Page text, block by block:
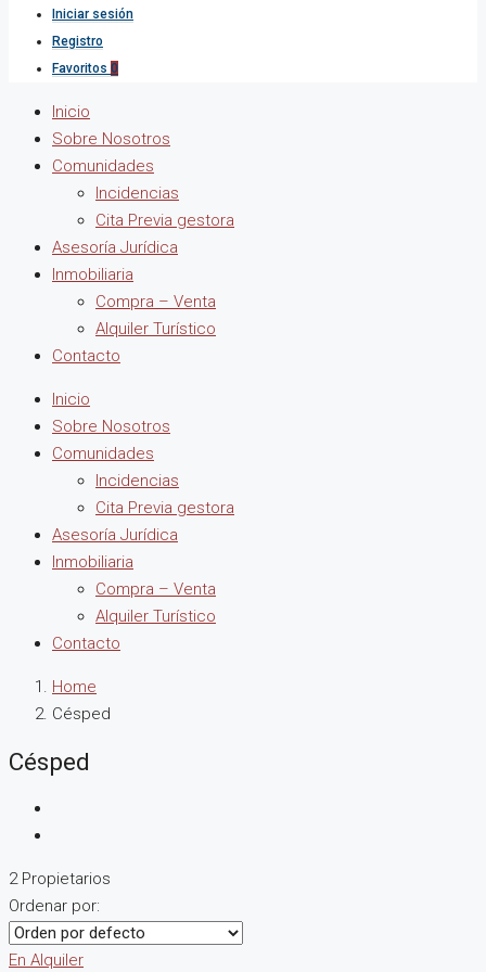
Iniciar sesión
Registro
Favoritos 0
Inicio
Sobre Nosotros
Comunidades
Incidencias
Cita Previa gestora
Asesoría Jurídica
Inmobiliaria
Compra – Venta
Alquiler Turístico
Contacto
Inicio
Sobre Nosotros
Comunidades
Incidencias
Cita Previa gestora
Asesoría Jurídica
Inmobiliaria
Compra – Venta
Alquiler Turístico
Contacto
Home
Césped
Césped
2 Propietarios
Ordenar por:
En Alquiler